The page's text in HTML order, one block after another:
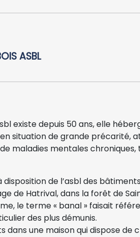
ASBL
existe depuis 50 ans, elle
en situation de grande précarité,
maladies mentales
disposition de l’asbl des
de Hatrival, dans la forêt de
le terme « banal » faisait
des plus démunis.
dans une maison qui dispose de